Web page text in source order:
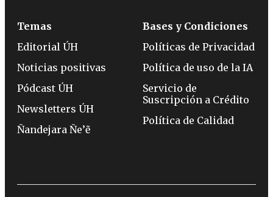
Temas
Editorial ÚH
Noticias positivas
Pódcast ÚH
Newsletters ÚH
Ñandejara Ñe’ẽ
Bases y Condiciones
Políticas de Privacidad
Política de uso de la IA
Servicio de
Suscripción a Crédito
Política de Calidad